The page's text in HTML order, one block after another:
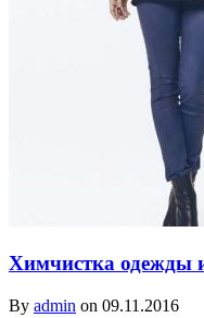
Химчистка одежды
By admin on 09.11.2016